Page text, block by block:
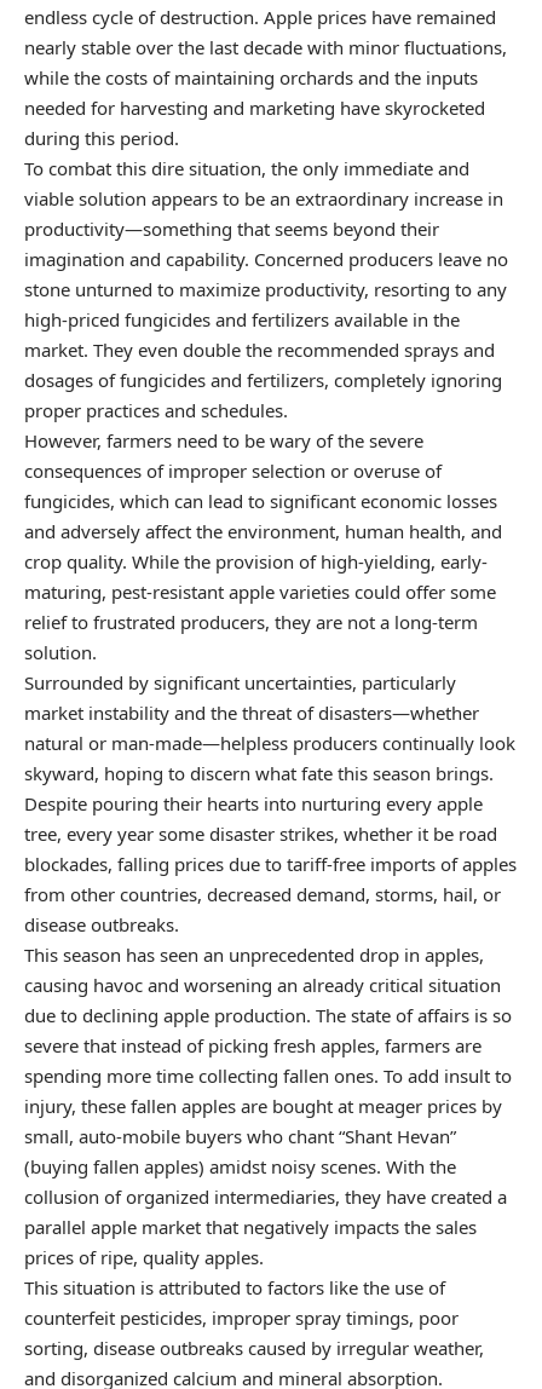
endless cycle of destruction. Apple prices have remained
nearly stable over the last decade with minor fluctuations,
while the costs of maintaining orchards and the inputs
needed for harvesting and marketing have skyrocketed
during this period.
To combat this dire situation, the only immediate and
viable solution appears to be an extraordinary increase in
productivity—something that seems beyond their
imagination and capability. Concerned producers leave no
stone unturned to maximize productivity, resorting to any
high-priced fungicides and fertilizers available in the
market. They even double the recommended sprays and
dosages of fungicides and fertilizers, completely ignoring
proper practices and schedules.
However, farmers need to be wary of the severe
consequences of improper selection or overuse of
fungicides, which can lead to significant economic losses
and adversely affect the environment, human health, and
crop quality. While the provision of high-yielding, early-
maturing, pest-resistant apple varieties could offer some
relief to frustrated producers, they are not a long-term
solution.
Surrounded by significant uncertainties, particularly
market instability and the threat of disasters—whether
natural or man-made—helpless producers continually look
skyward, hoping to discern what fate this season brings.
Despite pouring their hearts into nurturing every apple
tree, every year some disaster strikes, whether it be road
blockades, falling prices due to tariff-free imports of apples
from other countries, decreased demand, storms, hail, or
disease outbreaks.
This season has seen an unprecedented drop in apples,
causing havoc and worsening an already critical situation
due to declining apple production. The state of affairs is so
severe that instead of picking fresh apples, farmers are
spending more time collecting fallen ones. To add insult to
injury, these fallen apples are bought at meager prices by
small, auto-mobile buyers who chant “Shant Hevan”
(buying fallen apples) amidst noisy scenes. With the
collusion of organized intermediaries, they have created a
parallel apple market that negatively impacts the sales
prices of ripe, quality apples.
This situation is attributed to factors like the use of
counterfeit pesticides, improper spray timings, poor
sorting, disease outbreaks caused by irregular weather,
and disorganized calcium and mineral absorption.